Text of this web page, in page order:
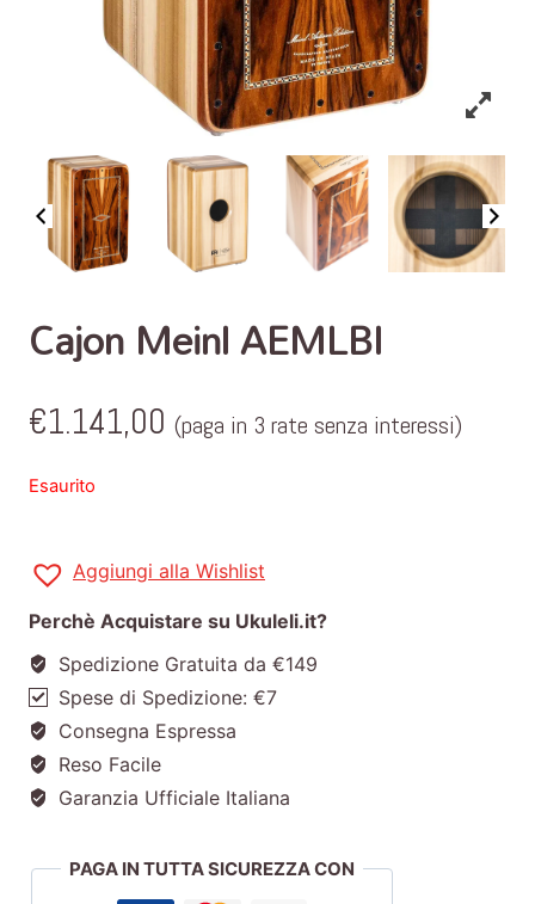
Cajon Meinl AEMLBI
€1.141,00 (paga in 3 rate senza interessi)
Esaurito
Aggiungi alla Wishlist
Perchè Acquistare su Ukuleli.it?
Spedizione Gratuita da €149
Spese di Spedizione: €7
Consegna Espressa
Reso Facile
Garanzia Ufficiale Italiana
PAGA IN TUTTA SICUREZZA CON